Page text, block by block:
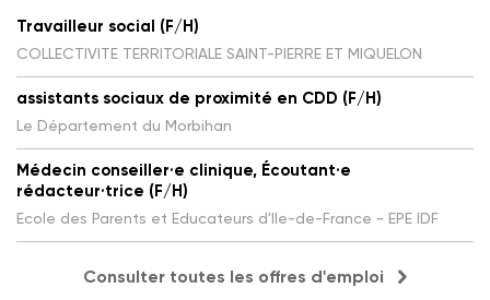
Travailleur social (F/H)
COLLECTIVITE TERRITORIALE SAINT-PIERRE ET MIQUELON
assistants sociaux de proximité en CDD (F/H)
Le Département du Morbihan
Médecin conseiller·e clinique, Écoutant·e
rédacteur·trice (F/H)
Ecole des Parents et Educateurs d'Ile-de-France - EPE IDF
Consulter toutes les offres d'emploi